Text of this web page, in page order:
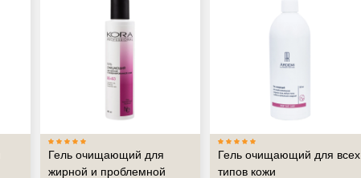
Гель очищающий для
жирной и проблемной
Гель очищающий для всех
типов кожи